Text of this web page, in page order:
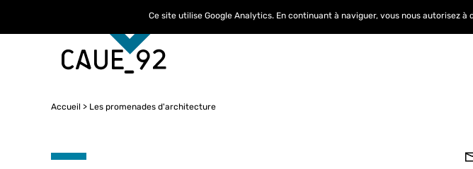
Accueil Les promenades d'architecture
Ce site utilise Google Analytics. En continuant à naviguer, vous nous autorisez à